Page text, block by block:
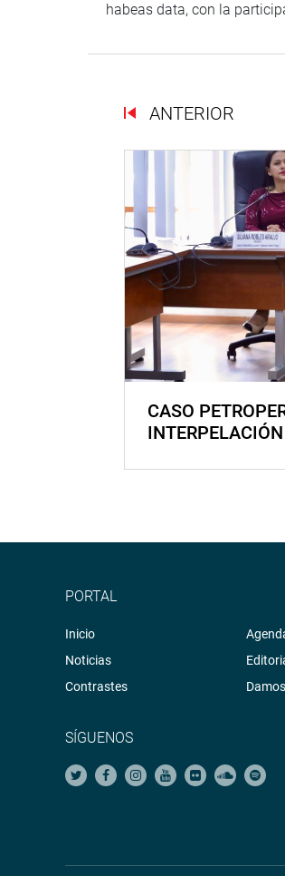
habeas data, con la
ANTERIOR
CASO
PORTAL
Inicio
Noticias
Contrastes
SÍGUENOS